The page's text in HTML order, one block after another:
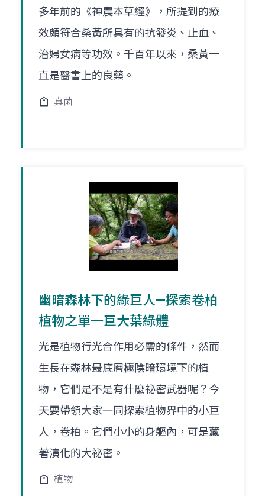
多年前的《神農本草經》，所提到的療
效頗符合桑黃所具有的抗發炎、止血、
治婦女病等功效。千百年以來，桑黃一
直是醫書上的良藥。
真菌
幽暗森林下的綠巨人—探索卷柏
植物之單一巨大葉綠體
光是植物行光合作用必需的條件，然而
生長在森林最底層極陰暗環境下的植
物，它們是不是有什麼祕密武器呢？今
天要帶領大家一同探索植物界中的小巨
人，卷柏。它們小小的身軀內，可是藏
著演化的大祕密。
植物